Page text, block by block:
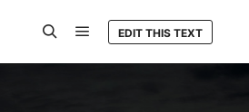
EDIT THIS TEXT